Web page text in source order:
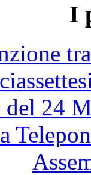
I
del 24